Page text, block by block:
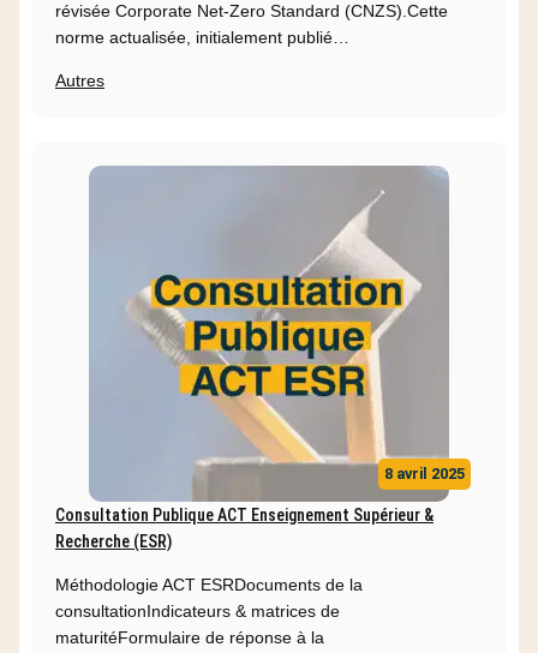
révisée Corporate Net-Zero Standard (CNZS).Cette
norme actualisée, initialement publié…
Autres
8 avril 2025
Consultation Publique ACT Enseignement Supérieur &
Recherche (ESR)
Méthodologie ACT ESRDocuments de la
consultationIndicateurs & matrices de
maturitéFormulaire de réponse à la